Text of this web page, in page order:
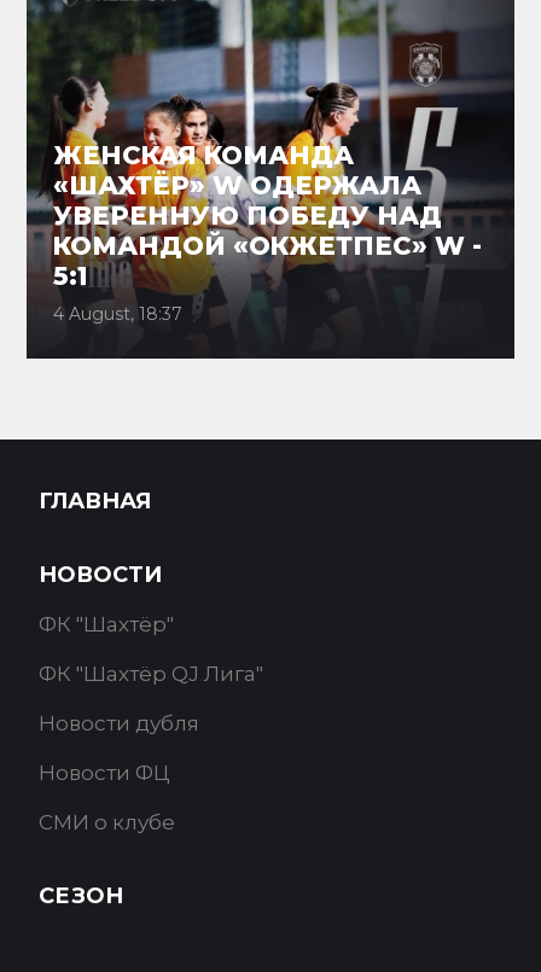
ЖЕНСКАЯ КОМАНДА
«ШАХТЁР» W ОДЕРЖАЛА
УВЕРЕННУЮ ПОБЕДУ НАД
КОМАНДОЙ «ОКЖЕТПЕС» W -
5:1
4 August, 18:37
ГЛАВНАЯ
НОВОСТИ
ФК "Шахтёр"
ФК "Шахтёр QJ Лига"
Новости дубля
Новости ФЦ
СМИ о клубе
СЕЗОН